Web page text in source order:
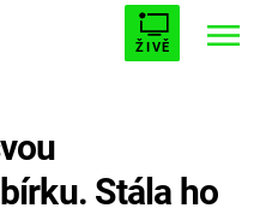
ŽIVĚ
5
Stála ho